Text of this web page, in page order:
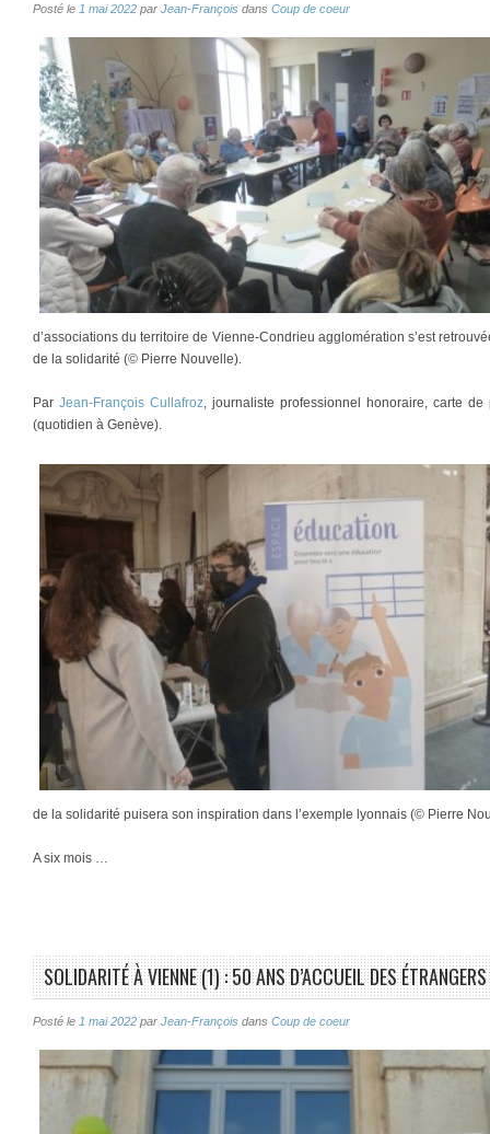
Posté le 1 mai 2022 par Jean-François dans Coup de coeur
d’associations du territoire de Vienne-Condrieu agglomération s’est
de la solidarité (© Pierre Nouvelle).
Par Jean-François Cullafroz , journaliste professionnel honoraire, carte
(quotidien à Genève).
de la solidarité puisera son inspiration dans l’exemple lyonnais (© Pierre
A six mois …
SOLIDARITÉ À VIENNE (1) : 50 ANS D’ACCUEIL DES
Posté le 1 mai 2022 par Jean-François dans Coup de coeur